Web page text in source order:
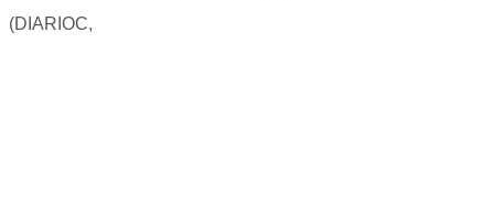
(DIARIOC,